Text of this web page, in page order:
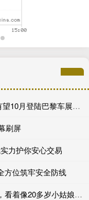
忠程配资 全新奥迪 S6 无伪谍照流出，有望10月登陆巴黎车展完成首秀!
刷屏
力护你安心交易
方位筑牢安全防线
大唐资本 机场偶遇张柏芝，又瘦了好多，看着像20多岁小姑娘，状态碾压王菲_小朋友_性格_网友